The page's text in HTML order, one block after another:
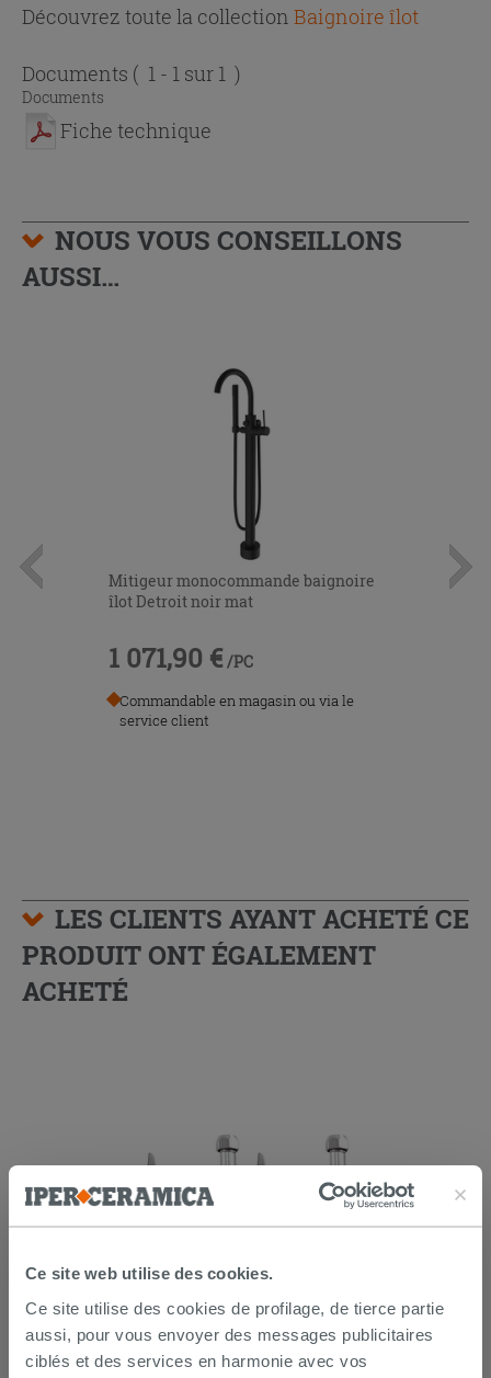
Ce site web utilise des cookies.
Ce site utilise des cookies de profilage, de tierce partie
aussi, pour vous envoyer des messages publicitaires
ciblés et des services en harmonie avec vos
Découvrez toute la collection Baignoire îlot
Documents ( 1 - 1 sur 1 )
Documents
Fiche technique
NOUS VOUS CONSEILLONS
AUSSI…
Mitigeur monocommande baignoire
îlot Detroit noir mat
1 071,90 € /PC
Commandable en magasin ou via le
service client
LES CLIENTS AYANT ACHETÉ CE
PRODUIT ONT ÉGALEMENT
ACHETÉ
chromé